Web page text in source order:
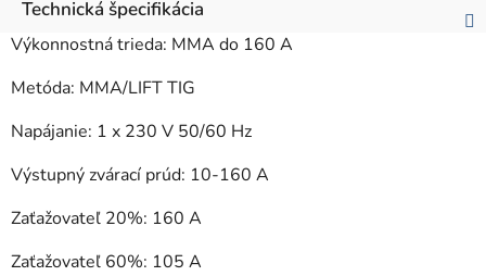
Technická špecifikácia
Výkonnostná trieda: MMA do 160 A
Metóda: MMA/LIFT TIG
Napájanie: 1 x 230 V 50/60 Hz
Výstupný zvárací prúd: 10-160 A
Zaťažovateľ 20%: 160 A
Zaťažovateľ 60%: 105 A